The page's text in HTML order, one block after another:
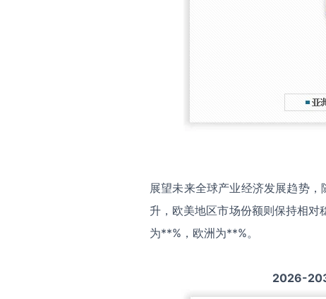
展望未来全球产业经济发展趋势
升，欧美地区市场份额则保持相
为**%，欧洲为**%。
2026-